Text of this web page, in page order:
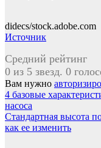
didecs/stock.adobe.com
Источник
Средний рейтинг
0 из 5 звезд. 0
Вам нужно
Навигация
по
записям
4 базовые
насоса
Стандартная высота
как ее изменить